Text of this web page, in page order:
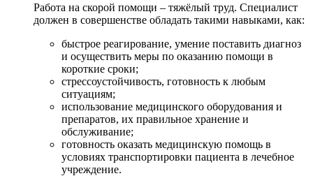
Работа на скорой помощи – тяжёлый труд. Специалист
должен в совершенстве обладать такими навыками, как:
быстрое реагирование, умение поставить диагноз
и осуществить меры по оказанию помощи в
короткие сроки;
стрессоустойчивость, готовность к любым
ситуациям;
использование медицинского оборудования и
препаратов, их правильное хранение и
обслуживание;
готовность оказать медицинскую помощь в
условиях транспортировки пациента в лечебное
учреждение.